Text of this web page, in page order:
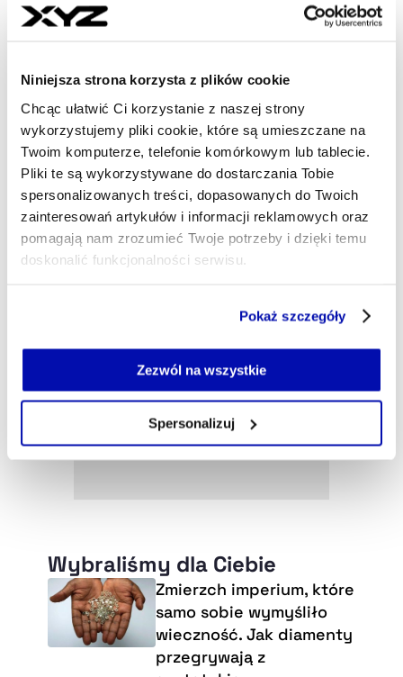
Niniejsza strona korzysta z plików cookie
Chcąc ułatwić Ci korzystanie z naszej strony
wykorzystujemy pliki cookie, które są umieszczane na
Twoim komputerze, telefonie komórkowym lub tablecie.
Pliki te są wykorzystywane do dostarczania Tobie
spersonalizowanych treści, dopasowanych do Twoich
zainteresowań artykułów i informacji reklamowych oraz
pomagają nam zrozumieć Twoje potrzeby i dzięki temu
doskonalić funkcjonalności serwisu.
Jeżeli nie wyrażasz zgody na zapisywanie plików cookie,
możesz łatwo zarządzać swoimi uprawnieniami, np. we
własnej przeglądarce internetowej lub po wybraniu opcji
Pokaż szczegóły
Zezwól na wszystkie
Spersonalizuj
Wybraliśmy dla Ciebie
Zmierzch imperium, które
samo sobie wymyśliło
wieczność. Jak diamenty
przegrywają z
- AUTOR ARTYKUŁU -
innowacyjnym i otwartym na światowe trendy. W
XYZ dbam o to, byście mogli dowiedzieć się o tym,
co ważnego dzieje się w Polsce (i nie tylko),
szczególnie w obszarze technologii, startupów i
biznesu 4.0.
cezary.szczepanski@xyz.pl